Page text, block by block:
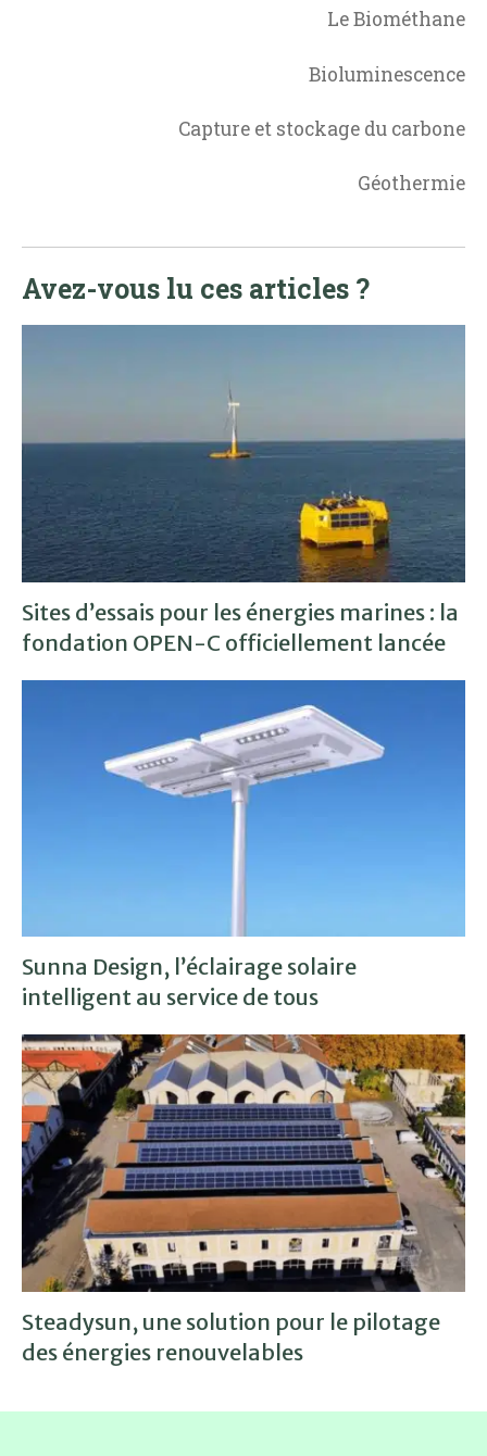
Le Biométhane
Bioluminescence
Capture et stockage du carbone
Géothermie
Avez-vous lu ces articles ?
Sites d’essais pour les énergies marines : la
fondation OPEN-C officiellement lancée
Sunna Design, l’éclairage solaire
intelligent au service de tous
Steadysun, une solution pour le pilotage
des énergies renouvelables